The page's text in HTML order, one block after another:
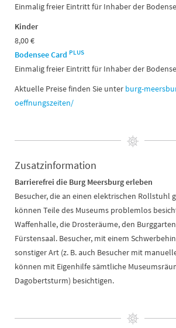
Einmalig freier Eintritt für Inhaber der
Kinder
8,00 €
Bodensee Card PLUS
Einmalig freier Eintritt für Inhaber der
Aktuelle Preise finden Sie unter burg-
oeffnungszeiten/
Zusatzinformation
Barrierefrei die Burg Meersburg erleben
Besucher, die an einen elektrischen Rollstuhl
können Teile des Museums problemlos
Waffenhalle, die Drosteräume, den
Fürstensaal. Besucher, mit einem
sonstiger Art (z. B. auch Besucher mit
können mit Eigenhilfe sämtliche
Dagobertsturm) besichtigen.